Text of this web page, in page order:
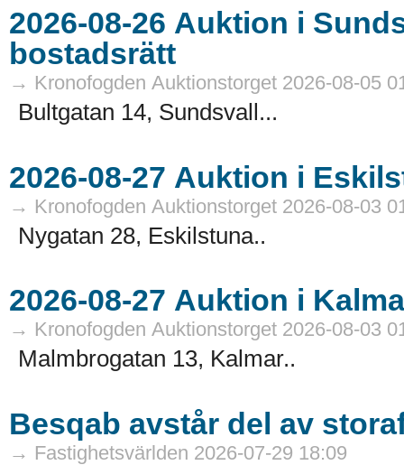
2026-08-26 Auktion i Sundsvall - Fastigheter och
bostadsrätt
→ Kronofogden Auktionstorget 2026-08-05
Bultgatan 14, Sundsvall...
→ Kronofogden Auktionstorget 2026-08-03
Nygatan 28, Eskilstuna..
→ Kronofogden Auktionstorget 2026-08-03
Malmbrogatan 13, Kalmar..
Besqab avstår del av
→ Fastighetsvärlden 2026-07-29 18:09